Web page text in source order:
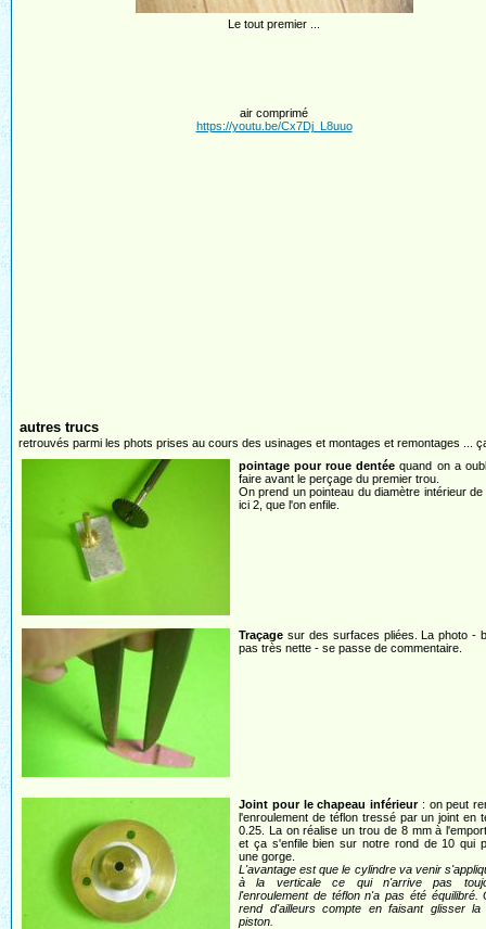
Le tout premier ...
air comprimé
https://youtu.be/Cx7Dj_L8uuo
autres trucs
retrouvés parmi les phots prises au cours des usinages et montages et remontages ...
pointage pour roue dentée quand on a
faire avant le perçage du premier trou.
On prend un pointeau du diamètre intérieur de
ici 2, que l'on enfile.
Traçage sur des surfaces pliées. La photo -
pas très nette - se passe de commentaire.
Joint pour le chapeau inférieur: on peut
l'enroulement de téflon tressé par un joint en
0.25. La on réalise un trou de 8 mm à
et ça s'enfile bien sur notre rond de 10 qui
une gorge.
L'avantage est que le cylindre va venir
à la verticale ce qui n'arrive pas
l'enroulement de téflon n'a pas été équilibré.
rend d'ailleurs compte en faisant glisser la
piston.